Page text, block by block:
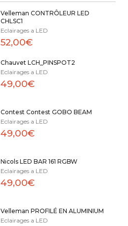
Velleman CONTRÔLEUR LED
CHLSC1
Eclairages a LED
52,00€
Chauvet LCH_PINSPOT2
Eclairages a LED
49,00€
Contest Contest GOBO BEAM
Eclairages a LED
49,00€
Nicols LED BAR 161 RGBW
Eclairages a LED
49,00€
Velleman PROFILÉ EN ALUMINIUM
Eclairages a LED